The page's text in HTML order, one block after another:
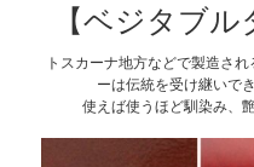
【ベジタブル
トスカーナ地方などで製造さ
ーは伝統を受け継いで
使えば使うほど馴染み、